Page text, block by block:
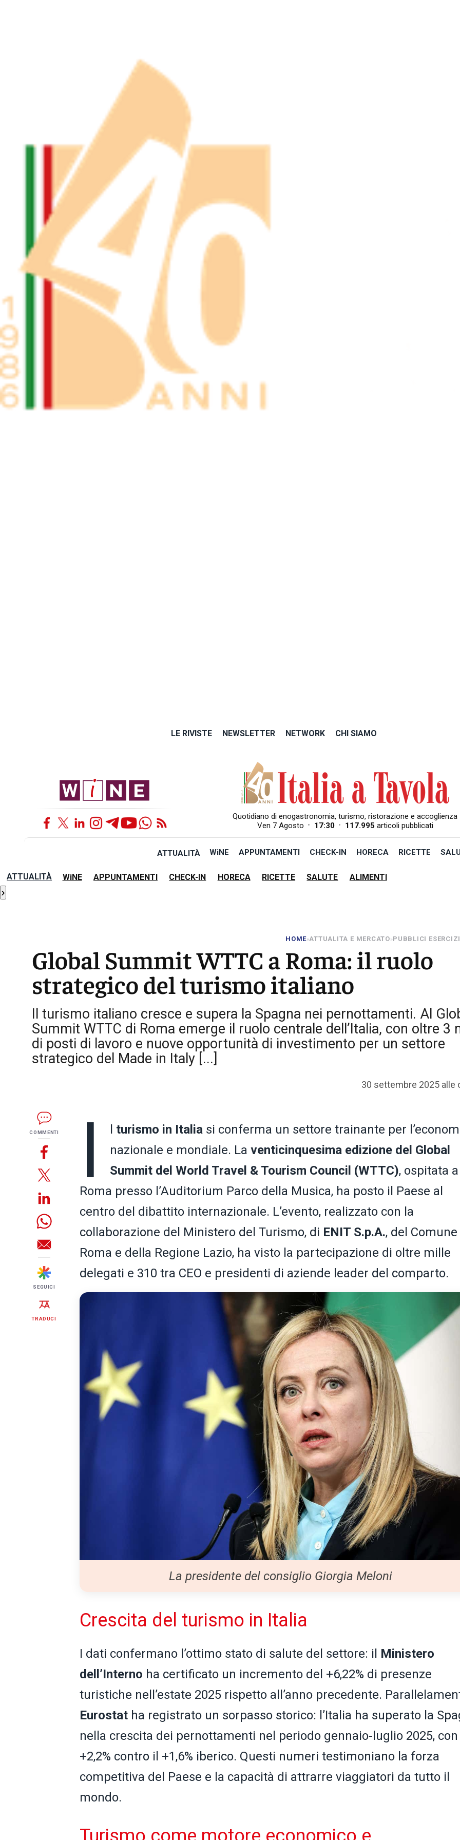
LE RIVISTE NEWSLETTER NETWORK CHI SIAMO
Quotidiano di enogastronomia, turismo, ristorazione e accoglienza
Ven 7 Agosto • 17:30 • 117.995 articoli pubblicati
ATTUALITÀ WiNE APPUNTAMENTI CHECK-IN HORECA RICETTE
ATTUALITÀ WiNE APPUNTAMENTI CHECK-IN HORECA RICETTE SALUTE ALIMENTI
›
HOME»ATTUALITA E MERCATO»PUBBLICI
Global Summit WTTC a Roma: il ruolo
strategico del turismo italiano
Il turismo italiano cresce e supera la Spagna nei pernottamenti. Al
Summit WTTC di Roma emerge il ruolo centrale dell’Italia, con oltre 3
di posti di lavoro e nuove opportunità di investimento per un settore
strategico del Made in Italy [...]
30 settembre 2025 alle
COMMENTI
SEGUICI
TRADUCI
I turismo in Italia si conferma un settore trainante per
nazionale e mondiale. Laventicinquesima edizione del Global
Summit del World Travel & Tourism Council (WTTC), ospitata a
Roma presso l’Auditorium Parco della Musica, ha posto il Paese al
centro del dibattito internazionale. L’evento, realizzato con la
collaborazione del Ministero del Turismo, di ENIT S.p.A., del
Roma e della Regione Lazio, ha visto la partecipazione di oltre mille
delegati e 310 tra CEO e presidenti di aziende leader del comparto.
La presidente del consiglio Giorgia Meloni
Crescita del turismo in Italia
I dati confermano l’ottimo stato di salute del settore: il Ministero
dell’Interno ha certificato un incremento del +6,22% di presenze
turistiche nell’estate 2025 rispetto all’anno precedente.
Eurostat ha registrato un sorpasso storico: l’Italia ha superato la
nella crescita dei pernottamenti nel periodo gennaio-luglio 2025,
+2,2% contro il +1,6% iberico. Questi numeri testimoniano la forza
competitiva del Paese e la capacità di attrarre viaggiatori da tutto il
mondo.